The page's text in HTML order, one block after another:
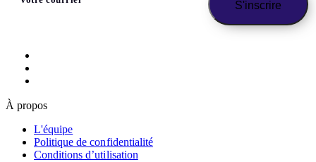
À propos
L'équipe
Politique de confidentialité
Conditions d’utilisation